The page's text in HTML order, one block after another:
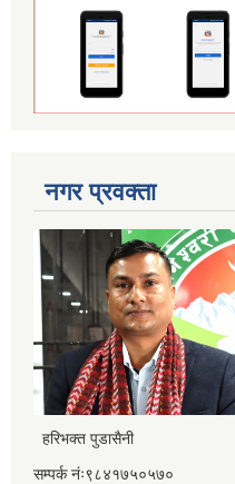
नगर प्रवक्ता
हरिभक्त पुडासैनी
सम्पर्क नंः९८४१७५०५७०